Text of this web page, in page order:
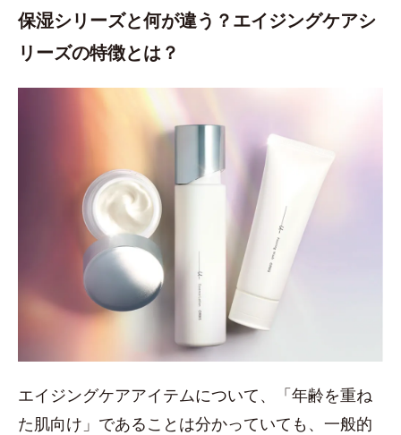
保湿シリーズと何が違う？エイジングケアシ
リーズの特徴とは？
エイジングケアアイテムについて、「年齢を重ね
た肌向け」であることは分かっていても、一般的